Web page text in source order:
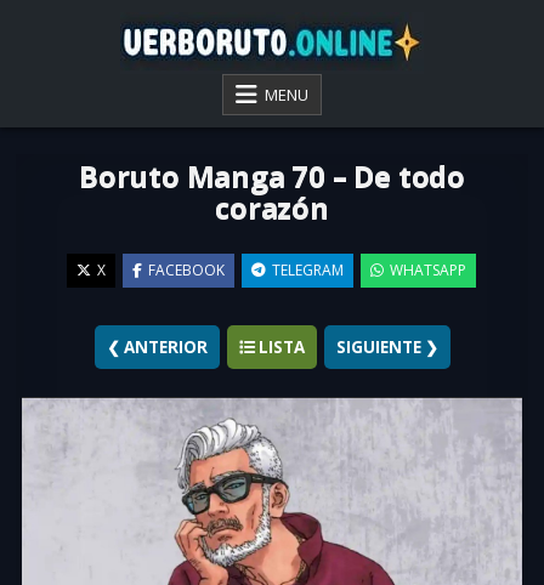
VER BORUTO ONLINE
MENU
Boruto Manga 70 – De todo
corazón
X FACEBOOK TELEGRAM WHATSAPP
❮ ANTERIOR LISTA SIGUIENTE ❯